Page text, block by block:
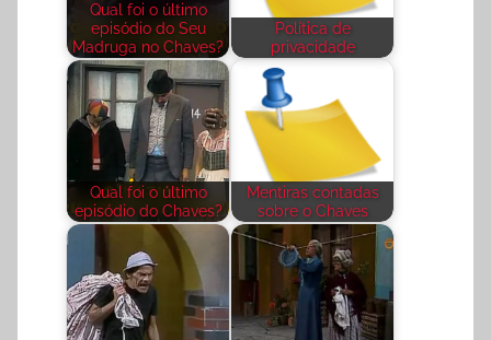
Qual foi o último
episódio do Seu
Madruga no Chaves?
Política de
privacidade
Qual foi o último
episódio do Chaves?
Mentiras contadas
sobre o Chaves